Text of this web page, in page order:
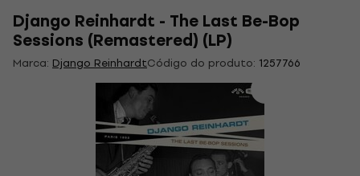
Django Reinhardt - The Last Be-Bop
Sessions (Remastered) (LP)
Marca: Django ReinhardtCódigo do produto: 1257766